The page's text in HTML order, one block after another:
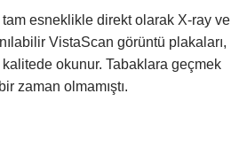
tam esneklikle direkt olarak X-ray ve
VistaScan görüntü plakaları,
okunur. Tabaklara geçmek
zaman olmamıştı.